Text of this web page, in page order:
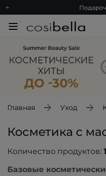
Главная Уход
Косметика с
Количество продуктов:
Базовые